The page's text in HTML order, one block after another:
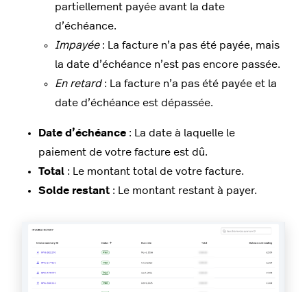
partiellement payée avant la date
d’échéance.
Impayée: La facture n’a pas été payée, mais
la date d’échéance n’est pas encore passée.
En retard: La facture n’a pas été payée et la
date d’échéance est dépassée.
Date d’échéance : La date à laquelle le
paiement de votre facture est dû.
Total : Le montant total de votre facture.
Solde restant : Le montant restant à payer.